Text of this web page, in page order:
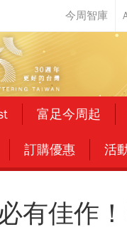
富足今周起
訂購優惠 活
有佳作